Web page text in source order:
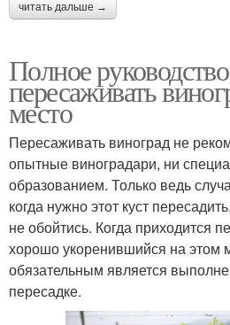
читать дальше →
Полное
пересаживать
место
Пересаживать виноград не
опытные виноградари, ни
образованием. Только ведь
когда нужно этот куст
не обойтись. Когда приходится
хорошо укоренившийся на этом
обязательным является
пересадке.